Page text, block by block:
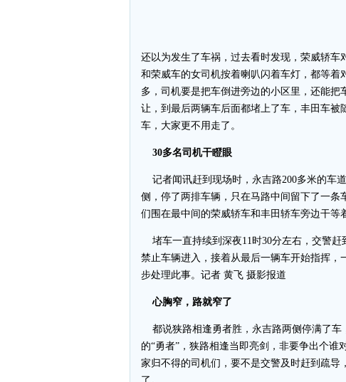
还以为发生了车祸，过去看时发现，荣威轿
和荣威车的女司机按着喇叭闪着车灯，都等
多，司机要是把车倒进旁边的小区里，还能
让，到最后两辆车后面都堵上了车，丰田车
车，大家更不用走了。
30多名司机干瞪眼
记者闻讯赶到现场时，永吉路200多米的车
侧，停了两排车辆，只在马路中间留下了一
们围在最中间的荣威轿车和丰田轿车旁边干等
堵车一直持续到深夜11时30分左右，交警赶
禁止车辆进入，接着从最后一辆车开始指挥
步处理此事。记者 黄飞 摄影报道
心胸窄，路就窄了
都说狭路相逢勇者胜，永吉路两侧停满了车
的“勇者”，狭路相逢当即亮剑，非要争出个
家归不得的司机们，要不是交警及时赶到疏导